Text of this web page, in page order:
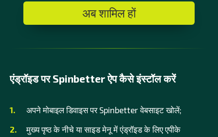
अब शामिल हों
एंड्रॉइड पर Spinbetter ऐप कैसे इंस्टॉल करें
अपने मोबाइल डिवाइस पर Spinbetter वेबसाइट खोलें;
मुख्य पृष्ठ के नीचे या साइड मेनू में एंड्रॉइड के लिए एपीके